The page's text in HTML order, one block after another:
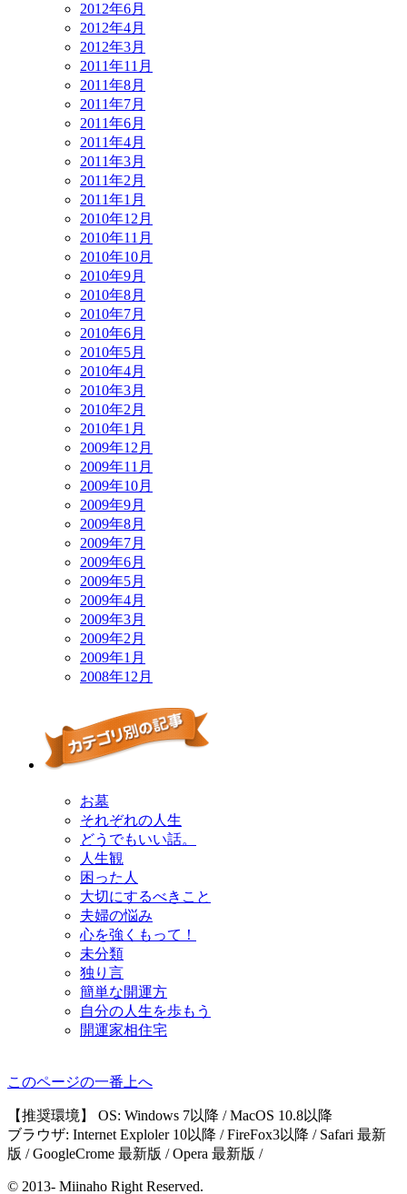
2012年6月
2012年4月
2012年3月
2011年11月
2011年8月
2011年7月
2011年6月
2011年4月
2011年3月
2011年2月
2011年1月
2010年12月
2010年11月
2010年10月
2010年9月
2010年8月
2010年7月
2010年6月
2010年5月
2010年4月
2010年3月
2010年2月
2010年1月
2009年12月
2009年11月
2009年10月
2009年9月
2009年8月
2009年7月
2009年6月
2009年5月
2009年4月
2009年3月
2009年2月
2009年1月
2008年12月
お墓
それぞれの人生
どうでもいい話。
人生観
困った人
大切にするべきこと
夫婦の悩み
心を強くもって！
未分類
独り言
簡単な開運方
自分の人生を歩もう
開運家相住宅
このページの一番上へ
【推奨環境】 OS: Windows 7以降 / MacOS 10.8以降
ブラウザ: Internet Exploler 10以降 / FireFox3以降 / Safari 最新
版 / GoogleCrome 最新版 / Opera 最新版 /
© 2013- Miinaho Right Reserved.